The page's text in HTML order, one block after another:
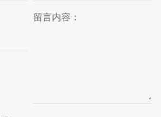
留言内容：